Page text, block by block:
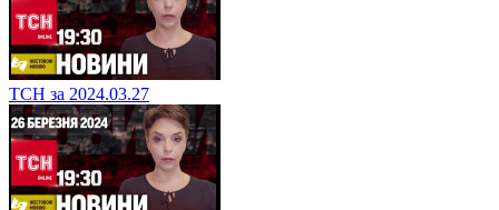
ТСН за 2024.03.27